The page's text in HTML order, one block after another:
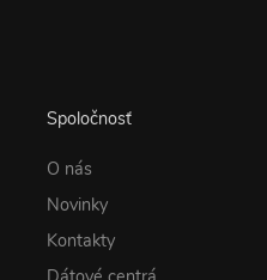
Spoločnosť
O nás
Novinky
Kontakty